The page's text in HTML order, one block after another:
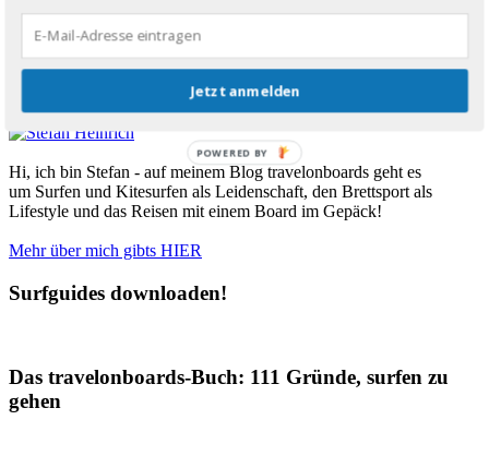
04-21 19:34:182017-01-02 17:03:41
kommt mit auf den Surftrip
Hi, ich bin Stefan - auf meinem Blog travelonboards geht es
um Surfen und Kitesurfen als Leidenschaft, den Brettsport als
Lifestyle und das Reisen mit einem Board im Gepäck!
Mehr über mich gibts HIER
Surfguides downloaden!
Das travelonboards-Buch: 111 Gründe, surfen zu
gehen
Jetzt anmelden
POWERED BY